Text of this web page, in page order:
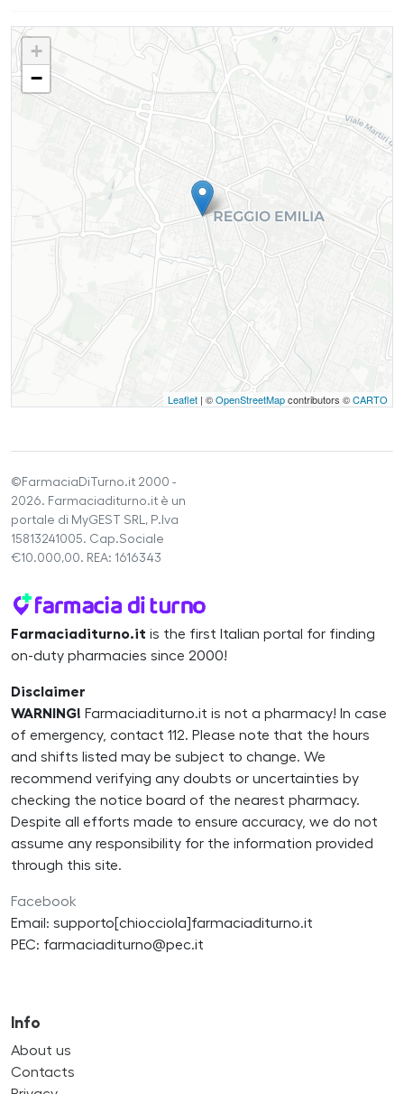
+
−
Leaflet | ©OpenStreetMapcontributors ©CARTO
©FarmaciaDiTurno.it 2000 -
2026. Farmaciaditurno.it è un
portale di MyGEST SRL, P.Iva
15813241005. Cap.Sociale
€10.000,00. REA: 1616343
Farmaciaditurno.it is the first Italian portal for finding
on-duty pharmacies since 2000!
Disclaimer
WARNING! Farmaciaditurno.it is not a pharmacy! In case
of emergency, contact 112. Please note that the hours
and shifts listed may be subject to change. We
recommend verifying any doubts or uncertainties by
checking the notice board of the nearest pharmacy.
Despite all efforts made to ensure accuracy, we do not
assume any responsibility for the information provided
through this site.
Facebook
Email: supporto[chiocciola]farmaciaditurno.it
PEC: farmaciaditurno@pec.it
Info
About us
Contacts